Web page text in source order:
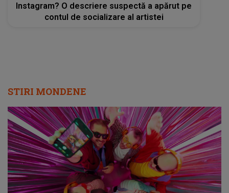
Instagram? O descriere suspectă a apărut pe
contul de socializare al artistei
STIRI MONDENE